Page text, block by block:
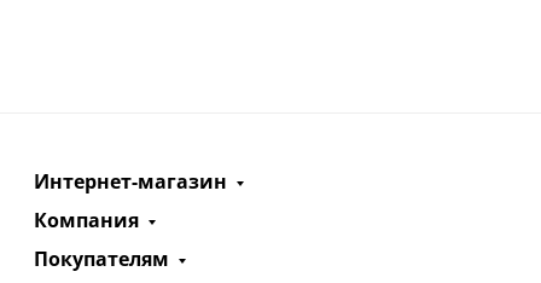
Интернет-магазин
Компания
Покупателям